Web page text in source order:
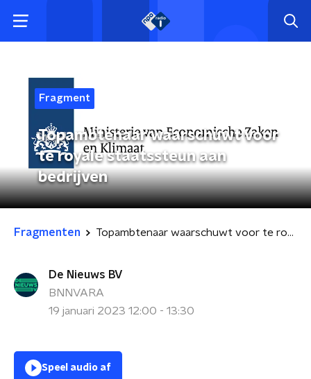
Fragment
Topambtenaar waarschuwt voor
te royale staatssteun aan
bedrijven
Fragmenten Topambtenaar waarschuwt voor te royale staatssteun aan bedrijven
De Nieuws BV
BNNVARA
19 januari 2023 12:00 - 13:30
Speel audio af